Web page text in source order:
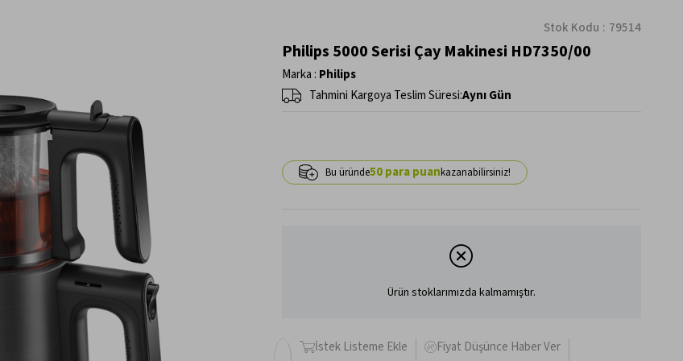
Stok Kodu 79514
Philips 5000 Serisi Çay Makinesi HD7350/00
Marka : Philips
Tahmini Kargoya Teslim Süresi:Aynı Gün
50
Ürün stoklarımızda kalmamıştır.
İstek Listeme Ekle Fiyat Düşünce Haber Ver